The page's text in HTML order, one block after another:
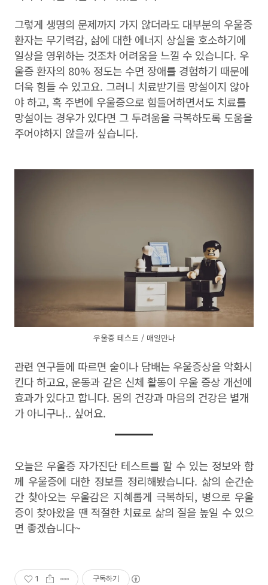
그렇게 생명의 문제까지 가지 않더라도 대부분의 우울증
환자는 무기력감, 삶에 대한 에너지 상실을 호소하기에
일상을 영위하는 것조차 어려움을 느낄 수 있습니다. 우
울증 환자의 80% 정도는 수면 장애를 경험하기 때문에
더욱 힘들 수 있고요. 그러니 치료받기를 망설이지 않아
야 하고, 혹 주변에 우울증으로 힘들어하면서도 치료를
망설이는 경우가 있다면 그 두려움을 극복하도록 도움을
주어야하지 않을까 싶습니다.
우울증 테스트 / 매일만나
관련 연구들에 따르면 술이나 담배는 우울증상을 악화시
킨다 하고요, 운동과 같은 신체 활동이 우울 증상 개선에
효과가 있다고 합니다. 몸의 건강과 마음의 건강은 별개
가 아니구나.. 싶어요.
오늘은 우울증 자가진단 테스트를 할 수 있는 정보와 함
께 우울증에 대한 정보를 정리해봤습니다. 삶의 순간순
간 찾아오는 우울감은 지혜롭게 극복하되, 병으로 우울
증이 찾아왔을 땐 적절한 치료로 삶의 질을 높일 수 있으
면 좋겠습니다~
1 구독하기